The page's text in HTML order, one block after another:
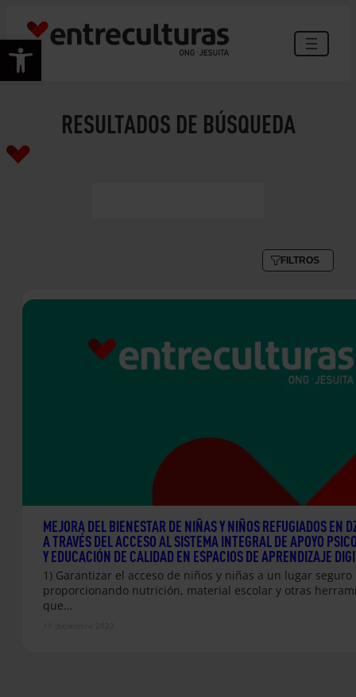
Abrir barra de herramientas
RESULTADOS DE BÚSQUEDA
FILTROS
MEJORA DEL BIENESTAR DE NIÑAS Y NIÑOS REFUGIADOS EN
A TRAVÉS DEL ACCESO AL SISTEMA INTEGRAL DE APOYO
Y EDUCACIÓN DE CALIDAD EN ESPACIOS DE APRENDIZAJE
1) Garantizar el acceso de niños y niñas a un lugar seguro
proporcionando nutrición, material escolar y otras
que…